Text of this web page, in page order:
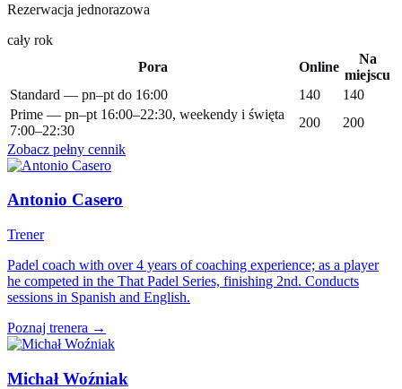
Rezerwacja jednorazowa
cały rok
Pora
Online
Na
miejscu
Standard — pn–pt do 16:00
140
140
Prime — pn–pt 16:00–22:30, weekendy i święta
7:00–22:30
200
200
Zobacz pełny cennik
Antonio Casero
Trener
Padel coach with over 4 years of coaching experience; as a player
he competed in the That Padel Series, finishing 2nd. Conducts
sessions in Spanish and English.
Poznaj trenera →
Michał Woźniak